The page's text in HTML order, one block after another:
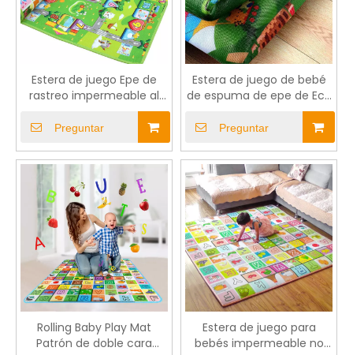
Estera de juego Epe de
rastreo impermeable al
aire libre para niños
Preguntar
Estera de juego de bebé
de espuma de epe de Eco
eco y amigable para bebé
para bebé
Preguntar
Rolling Baby Play Mat
Patrón de doble cara
Estera de juego para
bebés impermeable no